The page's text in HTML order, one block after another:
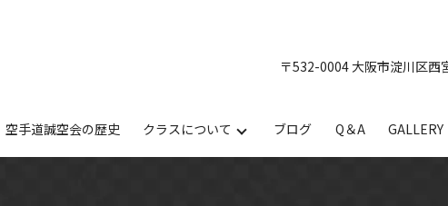
〒532-0004 大阪市淀川区
空手道誠空会の歴史 クラスについて ブログ Q＆A GALLERY